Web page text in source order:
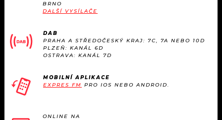
BRNO
DALŠÍ VYSÍLAČE
DAB
PRAHA A STŘEDOČESKÝ KRAJ: 7C, 7A NEBO 10D
PLZEŇ: KANÁL 6D
OSTRAVA: KANÁL 7D
MOBILNÍ APLIKACE
EXPRES FM PRO IOS NEBO ANDROID.
ONLINE NA